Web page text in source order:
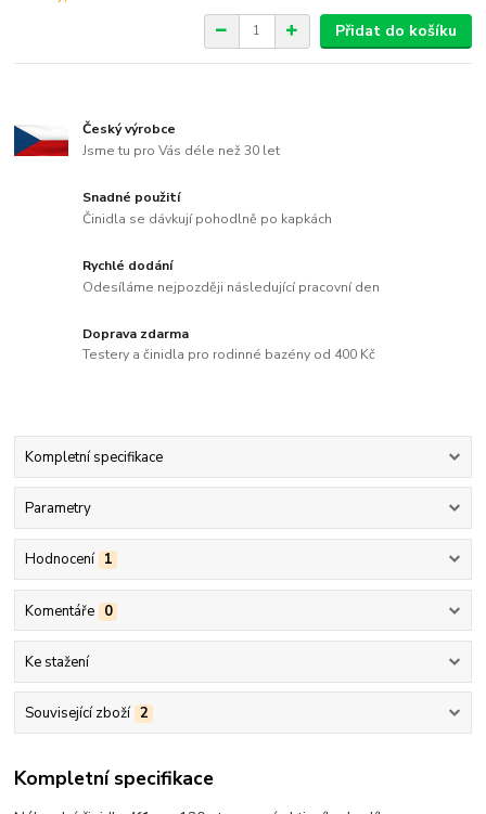
Přidat do košíku
Český výrobce
Jsme tu pro Vás déle než 30 let
Snadné použití
Činidla se dávkují pohodlně po kapkách
Rychlé dodání
Odesíláme nejpozději následující pracovní den
Doprava zdarma
Testery a činidla pro rodinné bazény od 400 Kč
Kompletní specifikace
Parametry
Hodnocení 1
Komentáře 0
Ke stažení
Související zboží 2
Kompletní specifikace